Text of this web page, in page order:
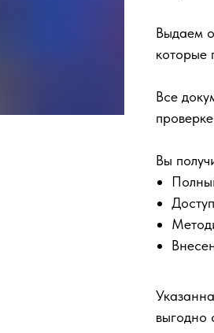
Выдаем
которые
Все
Вы
выгодно